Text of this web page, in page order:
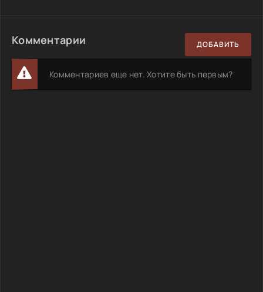
Комментарии ДОБАВИТЬ
Комментариев еще нет. Хотите быть первым?